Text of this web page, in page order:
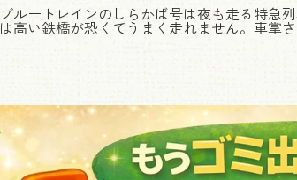
ブルートレインのしらかば号は夜も走る特急
は高い鉄橋が恐くてうまく走れません。車掌